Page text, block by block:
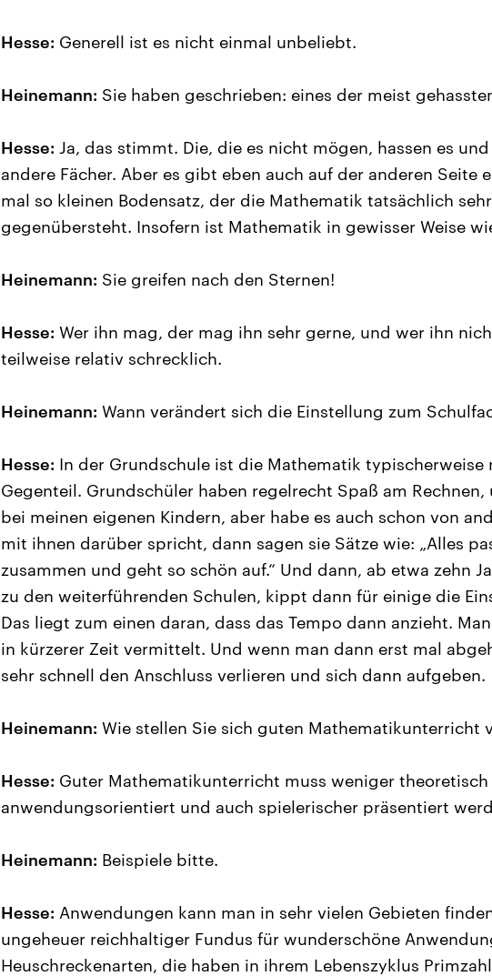
Hesse: Generell ist es nicht einmal unbeliebt.
Heinemann: Sie haben geschrieben: eines der meist
Hesse: Ja, das stimmt. Die, die es nicht mögen, hassen es
andere Fächer. Aber es gibt eben auch auf der anderen Seite
mal so kleinen Bodensatz, der die Mathematik tatsächlich
gegenübersteht. Insofern ist Mathematik in gewisser Weise
Heinemann: Sie greifen nach den Sternen!
Hesse: Wer ihn mag, der mag ihn sehr gerne, und wer ihn
teilweise relativ schrecklich.
Heinemann: Wann verändert sich die Einstellung zum
Hesse: In der Grundschule ist die Mathematik typischerweise
Gegenteil. Grundschüler haben regelrecht Spaß am
bei meinen eigenen Kindern, aber habe es auch schon von
mit ihnen darüber spricht, dann sagen sie Sätze wie: „Alles
zusammen und geht so schön auf.“ Und dann, ab etwa zehn
zu den weiterführenden Schulen, kippt dann für einige die
Das liegt zum einen daran, dass das Tempo dann anzieht.
in kürzerer Zeit vermittelt. Und wenn man dann erst mal
sehr schnell den Anschluss verlieren und sich dann aufgeben.
Heinemann: Wie stellen Sie sich guten Mathematikunterricht
Hesse: Guter Mathematikunterricht muss weniger
anwendungsorientiert und auch spielerischer präsentiert
Heinemann: Beispiele bitte.
Hesse: Anwendungen kann man in sehr vielen Gebieten
ungeheuer reichhaltiger Fundus für wunderschöne
Heuschreckenarten, die haben in ihrem Lebenszyklus